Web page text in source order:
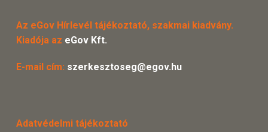
Az eGov Hírlevél tájékoztató, szakmai kiadvány.
Kiadója az eGov Kft.
E-mail cím: szerkesztoseg@egov.hu
Adatvédelmi tájékoztató